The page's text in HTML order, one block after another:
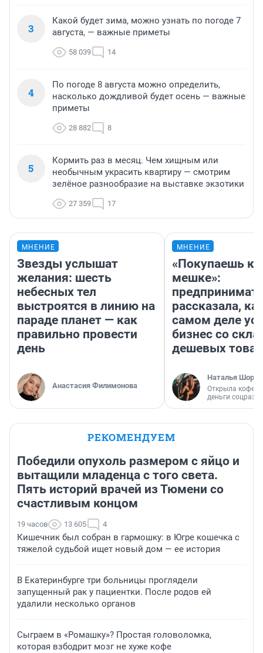
3
Какой будет зима, можно узнать по погоде 7
августа, — важные приметы
58 039 14
4
По погоде 8 августа можно определить,
насколько дождливой будет осень — важные
приметы
28 882 8
5
Кормить раз в месяц. Чем хищным или
необычным украсить квартиру — смотрим
зелёное разнообразие на выставке экзотики
27 359 17
МНЕНИЕ
Звезды услышат
желания: шесть
небесных тел
выстроятся в линию на
параде планет — как
правильно провести
день
Анастасия Филимонова
МНЕНИЕ
«Покупаешь
мешке»:
рассказала,
самом деле
бизнес со
дешевых
Наталья
Открыла
деньги
РЕКОМЕНДУЕМ
Победили опухоль размером с яйцо и
вытащили младенца с того света.
Пять историй врачей из Тюмени со
счастливым концом
19 часов 13 605 4
Кишечник был собран в гармошку: в Югре кошечка с
тяжелой судьбой ищет новый дом — ее история
В Екатеринбурге три больницы проглядели
запущенный рак у пациентки. После родов ей
удалили несколько органов
Сыграем в «Ромашку»? Простая головоломка,
которая взбодрит мозг не хуже кофе